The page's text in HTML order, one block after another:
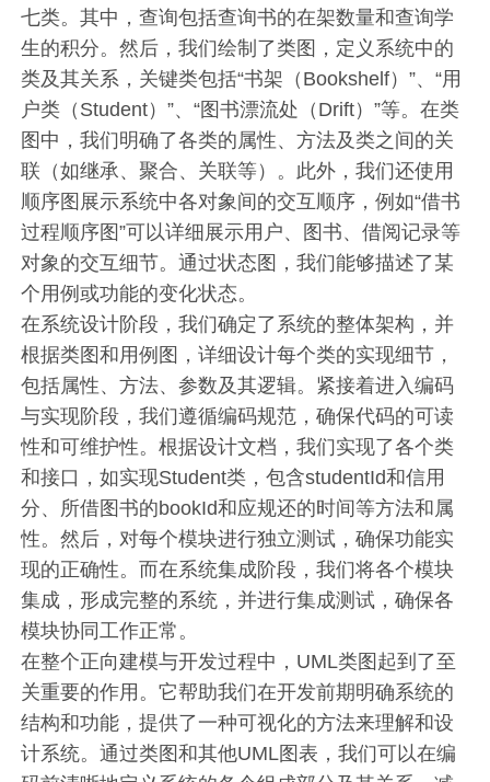
七类。其中，查询包括查询书的在架数量和查询学
生的积分。然后，我们绘制了类图，定义系统中的
类及其关系，关键类包括“书架（Bookshelf）”、“用
户类（Student）”、“图书漂流处（Drift）”等。在类
图中，我们明确了各类的属性、方法及类之间的关
联（如继承、聚合、关联等）。此外，我们还使用
顺序图展示系统中各对象间的交互顺序，例如“借书
过程顺序图”可以详细展示用户、图书、借阅记录等
对象的交互细节。通过状态图，我们能够描述了某
个用例或功能的变化状态。
在系统设计阶段，我们确定了系统的整体架构，并
根据类图和用例图，详细设计每个类的实现细节，
包括属性、方法、参数及其逻辑。紧接着进入编码
与实现阶段，我们遵循编码规范，确保代码的可读
性和可维护性。根据设计文档，我们实现了各个类
和接口，如实现Student类，包含studentId和信用
分、所借图书的bookId和应规还的时间等方法和属
性。然后，对每个模块进行独立测试，确保功能实
现的正确性。而在系统集成阶段，我们将各个模块
集成，形成完整的系统，并进行集成测试，确保各
模块协同工作正常。
在整个正向建模与开发过程中，UML类图起到了至
关重要的作用。它帮助我们在开发前期明确系统的
结构和功能，提供了一种可视化的方法来理解和设
计系统。通过类图和其他UML图表，我们可以在编